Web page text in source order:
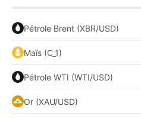
Pétrole Brent (XBR/USD)
Maïs (C_1)
Pétrole WTI (WTI/USD)
Or (XAU/USD)